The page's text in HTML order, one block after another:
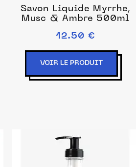
Savon Liquide Myrrhe,
Musc & Ambre 500ml
12.50 €
VOIR LE PRODUIT